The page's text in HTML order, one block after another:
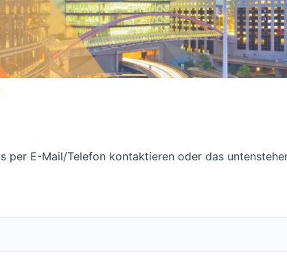
E-Mail/Telefon kontaktieren oder das